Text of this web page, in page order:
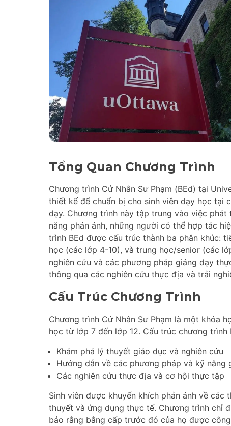
Tổng Quan Chương Trình
Chương trình Cử Nhân Sư Phạm (BEd) tại
thiết kế để chuẩn bị cho sinh viên dạy học tại
dạy. Chương trình này tập trung vào việc
năng phản ánh, những người có thể hợp tác
trình BEd được cấu trúc thành ba phân khúc:
học (các lớp 4-10), và trung học/senior (các
nghiên cứu và các phương pháp giảng dạy
thông qua các nghiên cứu thực địa và trải
Cấu Trúc Chương Trình
Chương trình Cử Nhân Sư Phạm là một khóa
học từ lớp 7 đến lớp 12. Cấu trúc chương trình
Khám phá lý thuyết giáo dục và nghiên cứu
Hướng dẫn về các phương pháp và kỹ năng
Các nghiên cứu thực địa và cơ hội thực tập
Sinh viên được khuyến khích phản ánh về
thuyết và ứng dụng thực tế. Chương trình chỉ
bảo rằng bằng cấp trước đó của họ được